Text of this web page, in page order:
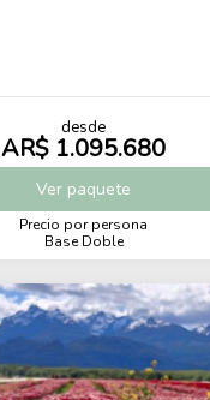
desde
AR$ 1.095.680
Ver paquete
Precio por persona
Base Doble